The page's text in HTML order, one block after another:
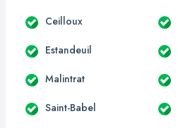
Ceilloux
Estandeuil
Malintrat
Saint-Babel